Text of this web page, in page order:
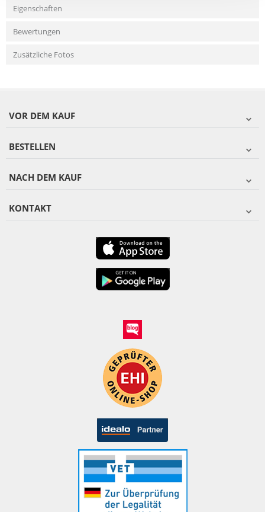
Eigenschaften
Bewertungen
Zusätzliche Fotos
VOR DEM KAUF
BESTELLEN
NACH DEM KAUF
KONTAKT